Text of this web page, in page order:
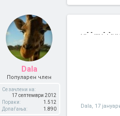
Dala
Популарен член
Се зачлени на:
17 септември 2012
Пораки:
1.512
Допаѓања:
1.890
. ..- - .... .- .-.. ..
Dala, 17